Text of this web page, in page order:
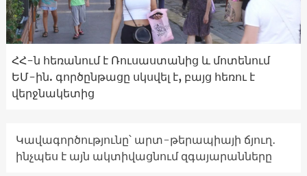
ՀՀ-ն հեռանում է Ռուսաստանից և մոտենում
ԵՄ-ին. գործընթացը սկսվել է, բայց հեռու է
վերջնակետից
Կավագործությունը՝ արտ-թերապիայի ճյուղ․
ինչպես է այն ակտիվացնում զգայարանները